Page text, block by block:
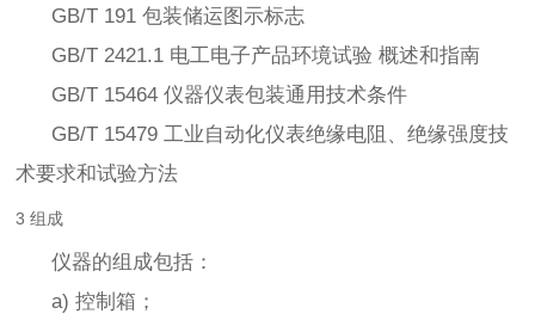
GB/T 191 包装储运图示标志
GB/T 2421.1 电工电子产品环境试验 概述和指南
GB/T 15464 仪器仪表包装通用技术条件
GB/T 15479 工业自动化仪表绝缘电阻、绝缘强度技
术要求和试验方法
3 组成
仪器的组成包括：
a) 控制箱；